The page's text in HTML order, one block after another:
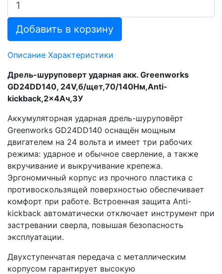
Добавить в корзину
Описание Характеристики
Дрель-шуруповерт ударная акк. Greenworks
GD24DD140, 24V,б/щет,70/140Нм,Anti-
kickback,2x4Ач,ЗУ
Аккумуляторная ударная дрель-шуруповёрт
Greenworks GD24DD140 оснащён мощным
двигателем на 24 вольта и имеет три рабочих
режима: ударное и обычное сверление, а также
вкручивание и выкручивание крепежа.
Эргономичный корпус из прочного пластика с
противоскользящей поверхностью обеспечивает
комфорт при работе. Встроенная защита Anti-
kickback автоматически отключает инструмент при
застревании сверла, повышая безопасность
эксплуатации.
Двухступенчатая передача с металлическим
корпусом гарантирует высокую